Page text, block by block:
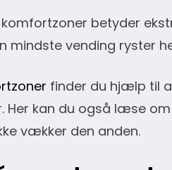
betyder
mindste vending ryster
finder du hjælp til
Her kan du også læse
vækker den anden.